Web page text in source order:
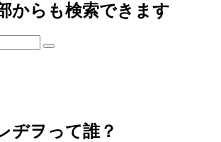
からも検索できます
ヂヲって誰？